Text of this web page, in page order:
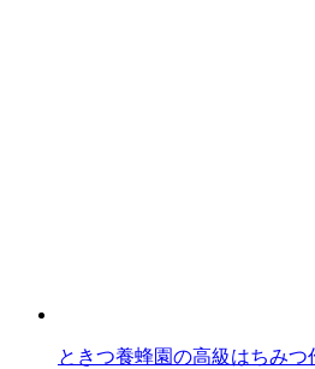
ときつ養蜂園の高級はちみつ